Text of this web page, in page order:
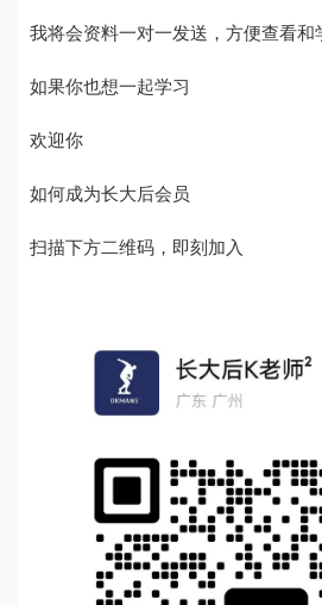
我将会资料一对一发送，方便查看和
如果你也想一起学习
欢迎你
如何成为长大后会员
扫描下方二维码，即刻加入